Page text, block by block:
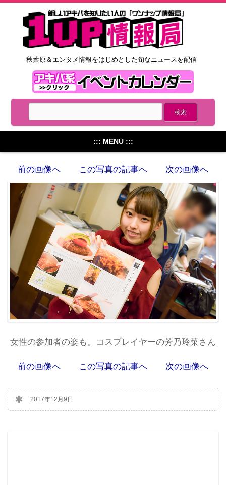
秋葉原＆エンタメ情報をはじめとした旬なニュースを配信
::: MENU :::
前の画像へ この写真の記事へ 次の画像へ
女性の参加者の姿も。コスプレイヤーの芳乃玲菜さん
前の画像へ この写真の記事へ 次の画像へ
2017年12月9日